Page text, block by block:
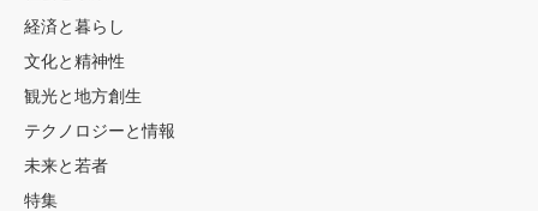
経済と暮らし
文化と精神性
観光と地方創生
テクノロジーと情報
未来と若者
特集